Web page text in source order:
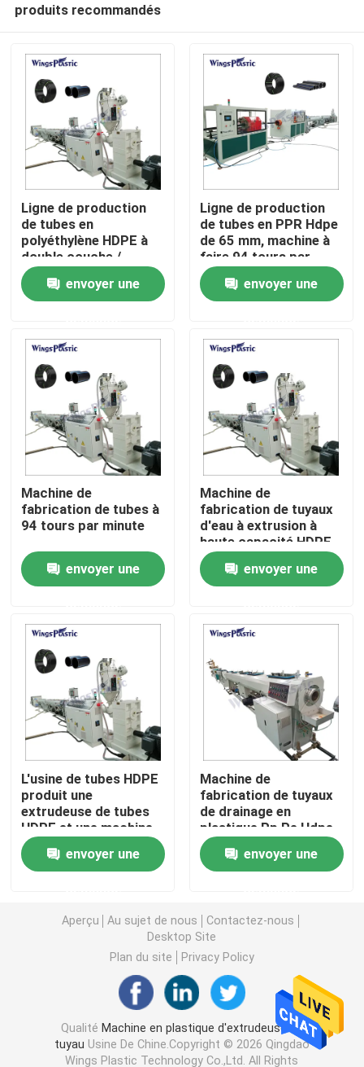
Maison
Produits
Visite d'usine
Contrôle de qualité
Contactez-nous
Machine en plastique d'extrudeuse de tuyau
Ligne en plastique d'extrusion de tuyau
Machine en plastique d'extrudeuse de tube
Machine d'extrudeuse de tuyau de HDPE
Machine d'extrudeuse de tuyau de PVC
Chaîne de production de tuyau de PPR
Machine d'extrudeuse de tuyau de PE
Machine d'extrusion de bande d'ANIMAL FAMILIER
Pp attachent la chaîne de production
Machine en plastique d'extrudeuse de feuille
produits recommandés
Ligne de production
de tubes en
polyéthylène HDPE à
double couche /
machine de
fabricationenvoyer une
Ligne de production
de tubes en PPR Hdpe
de 65 mm, machine à
faire 94 tours par
minute
envoyer une
Machine de
fabrication de tubes à
94 tours par minute
envoyer une
Machine de
fabrication de tuyaux
d'eau à extrusion à
haute capacité HDPE
PE PP
envoyer une
L'usine de tubes HDPE
produit une
extrudeuse de tubes
HDPE et une machine
d'extrudeuse de tubes
PE
envoyer une
Machine de
fabrication de tuyaux
de drainage en
plastique Pp Pe Hdpe
envoyer une
Aperçu Au sujet de nous
Contactez-nous
Desktop Site
Plan du site
Privacy Policy
Qualité Machine en plastique d'extrudeuse de
tuyau Usine De Chine.Copyright © 2026 Qingdao
Wings Plastic Technology Co.,Ltd. All Rights